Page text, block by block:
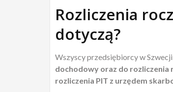
Rozliczenia
dotyczą?
Wszyscy przedsiębiorcy w
dochodowy oraz do
rozliczenia PIT z urzędem